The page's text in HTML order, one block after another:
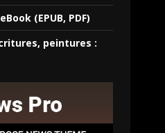
(EPUB, PDF)
peintures :